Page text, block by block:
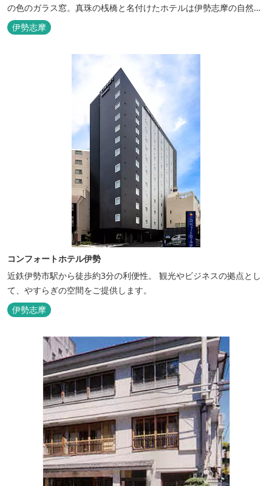
の色のガラス窓。真珠の桟橋と名付けたホテルは伊勢志摩の自然保
護への思いか省エネルギーへの工夫と設備を備えています。 和食・
イタリアンレストランがございます。 また、宿泊のお客様は途中出
入り自由立体駐車場を無料でお使いいただけます。
伊勢志摩
コンフォートホテル伊勢
近鉄伊勢市駅から徒歩約3分の利便性。 観光やビジネスの拠点とし
て、やすらぎの空間をご提供します。
伊勢志摩